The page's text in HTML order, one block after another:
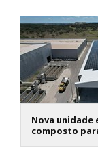
Nova unidade
composto